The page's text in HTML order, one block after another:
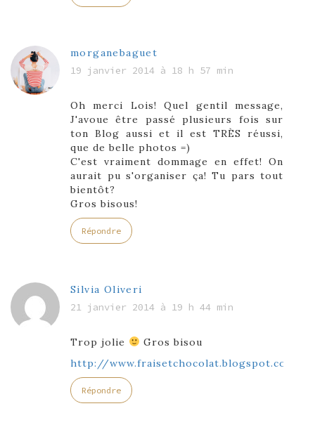
morganebaguet
19 janvier 2014 à 18 h 57 min
Oh merci Lois! Quel gentil message,
J'avoue être passé plusieurs fois sur
ton Blog aussi et il est TRÈS réussi,
que de belle photos =)
C'est vraiment dommage en effet! On
aurait pu s'organiser ça! Tu pars tout
bientôt?
Gros bisous!
Répondre
Silvia Oliveri
21 janvier 2014 à 19 h 44 min
Trop jolie
Gros bisou
http://www.fraisetchocolat.blogspot.come
Répondre